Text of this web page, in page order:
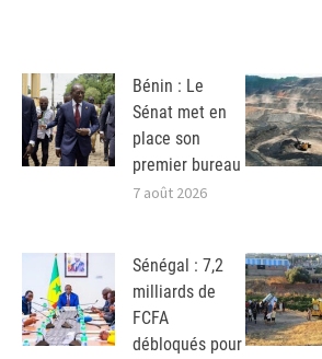
Bénin : Le
Sénat met en
place son
premier bureau
7 août 2026
Sénégal : 7,2
milliards de
FCFA
débloqués pour